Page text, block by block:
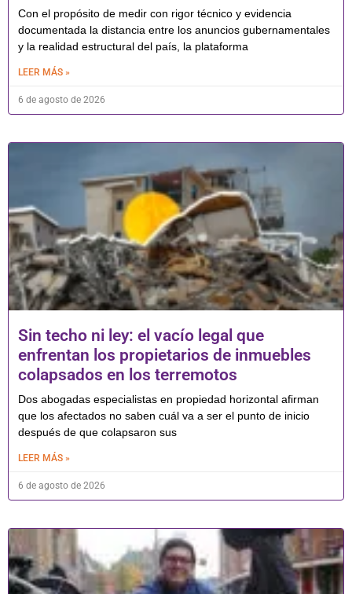
Con el propósito de medir con rigor técnico y evidencia
documentada la distancia entre los anuncios gubernamentales
y la realidad estructural del país, la plataforma
LEER MÁS »
6 de agosto de 2026
Sin techo ni ley: el vacío legal que
enfrentan los propietarios de inmuebles
colapsados en los terremotos
Dos abogadas especialistas en propiedad horizontal afirman
que los afectados no saben cuál va a ser el punto de inicio
después de que colapsaron sus
LEER MÁS »
6 de agosto de 2026